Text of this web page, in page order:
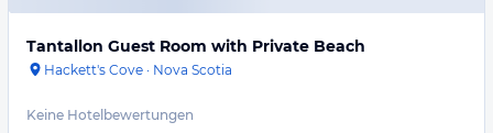
Tantallon Guest Room with Private Beach
Hackett's Cove · Nova Scotia
Keine Hotelbewertungen